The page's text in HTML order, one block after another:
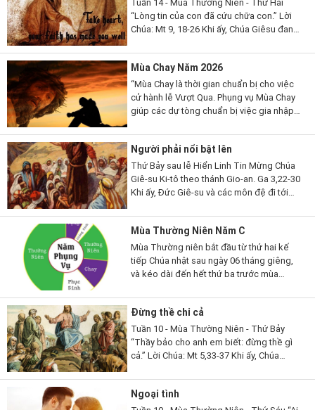
Tuần 14 - Mùa Thường Niên - Thứ Hai
“Lòng tin của con đã cứu chữa con.” Lời
Chúa: Mt 9, 18-26 Khi ấy, Chúa Giêsu đang
mà thưa...
Mùa Chay Năm 2026
“Mùa Chay là thời gian chuẩn bị cho việc
cử hành lễ Vượt Qua. Phụng vụ Mùa Chay
giúp các dự tòng chuẩn bị việc gia nhập
Chay cũng là thời gian...
Người phải nổi bật lên
Thứ Bảy sau lễ Hiển Linh Tin Mừng Chúa
Giê-su Ki-tô theo thánh Gio-an. Ga 3,22-30
Khi ấy, Đức Giê-su và các môn đệ đi tới
ông và làm phép rửa. Còn...
Mùa Thường Niên Năm C
Mùa Thường niên bắt đầu từ thứ hai kế
tiếp Chúa nhật sau ngày 06 tháng giêng,
và kéo dài đến hết thứ ba trước mùa
nhật lễ Hiện xuống và...
Đừng thề chi cả
Tuần 10 - Mùa Thường Niên - Thứ Bảy
“Thầy bảo cho anh em biết: đừng thề gì
cả.” Lời Chúa: Mt 5,33-37 Khi ấy, Chúa
con lại còn nghe dạy người...
Ngoại tình